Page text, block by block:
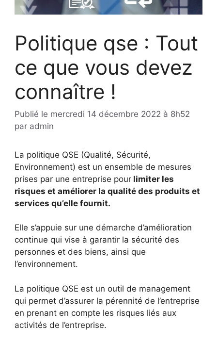
Politique qse : Tout
ce que vous devez
connaître !
Publié le mercredi 14 décembre 2022 à 8h52
par admin
La politique QSE (Qualité, Sécurité,
Environnement) est un ensemble de mesures
prises par une entreprise pour limiter les
risques et améliorer la qualité des produits et
services qu’elle fournit.
Elle s’appuie sur une démarche d’amélioration
continue qui vise à garantir la sécurité des
personnes et des biens, ainsi que
l’environnement.
La politique QSE est un outil de management
qui permet d’assurer la pérennité de l’entreprise
en prenant en compte les risques liés aux
activités de l’entreprise.